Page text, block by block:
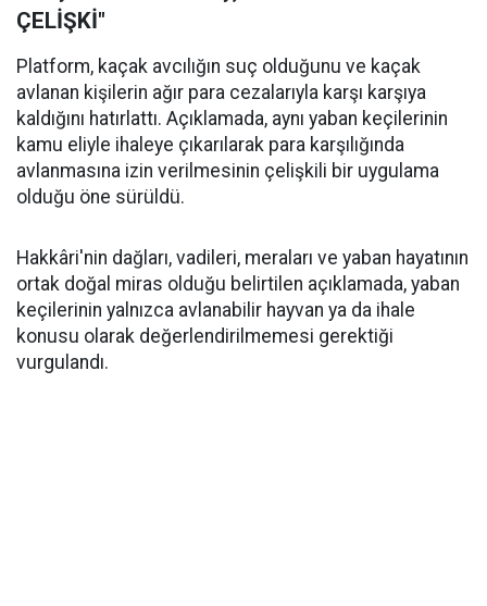
ÇELİŞKİ"
Platform, kaçak avcılığın suç olduğunu ve kaçak
avlanan kişilerin ağır para cezalarıyla karşı karşıya
kaldığını hatırlattı. Açıklamada, aynı yaban keçilerinin
kamu eliyle ihaleye çıkarılarak para karşılığında
avlanmasına izin verilmesinin çelişkili bir uygulama
olduğu öne sürüldü.
Hakkâri'nin dağları, vadileri, meraları ve yaban hayatının
ortak doğal miras olduğu belirtilen açıklamada, yaban
keçilerinin yalnızca avlanabilir hayvan ya da ihale
konusu olarak değerlendirilmemesi gerektiği
vurgulandı.